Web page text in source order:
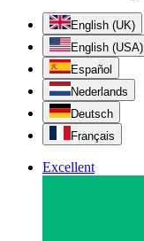
English (UK)
English (USA)
Español
Nederlands
Deutsch
Français
Excellent